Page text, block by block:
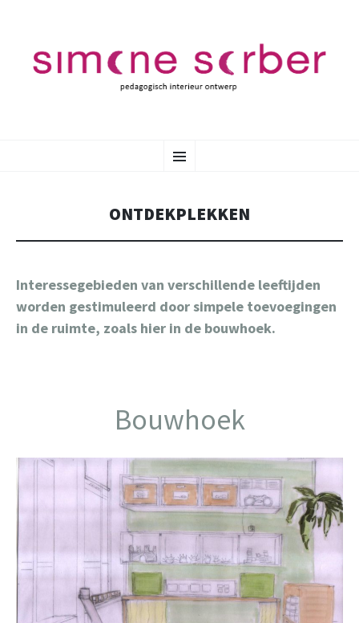
Menu
TO
ONTDEKPLEKKEN
Interessegebieden van verschillende leeftijden
worden gestimuleerd door simpele toevoegingen
in de ruimte, zoals hier in de bouwhoek.
Bouwhoek